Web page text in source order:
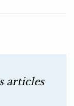
articles